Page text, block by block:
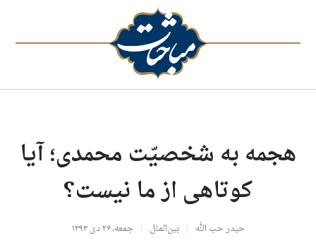
هجمه به شخصیّت محمدی؛ آیا
کوتاهی از ما نیست؟
حیدر حب الله بین‌الملل جمعه، ۲۶ دی ۱۳۹۳